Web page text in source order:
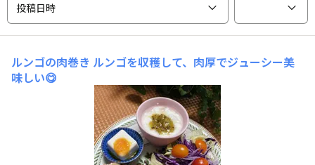
投稿日時
ルンゴの肉巻き ルンゴを収穫して、肉厚でジューシー美
味しい😋